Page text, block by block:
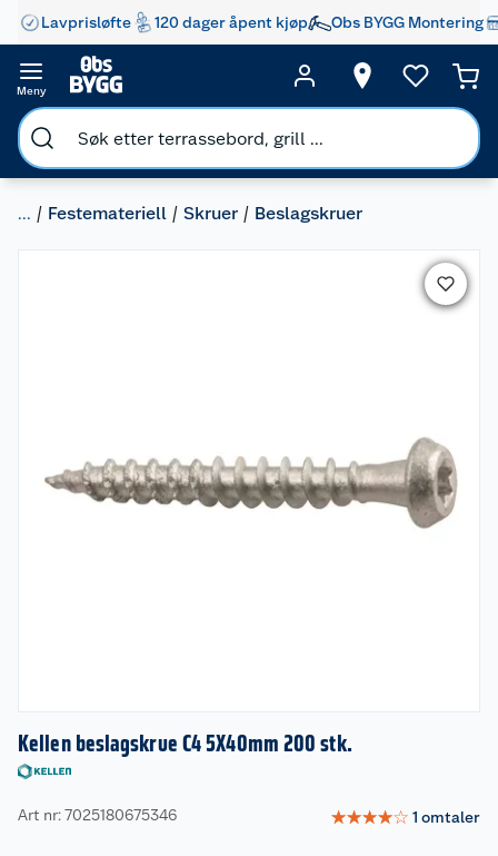
Lavprisløfte 120 dager åpent kjøp Obs BYGG Montering
Meny
... Festemateriell Skruer Beslagskruer
Kellen beslagskrue C4 5X40mm 200 stk.
Art nr: 7025180675346 ☆☆☆☆☆ 1 omtaler